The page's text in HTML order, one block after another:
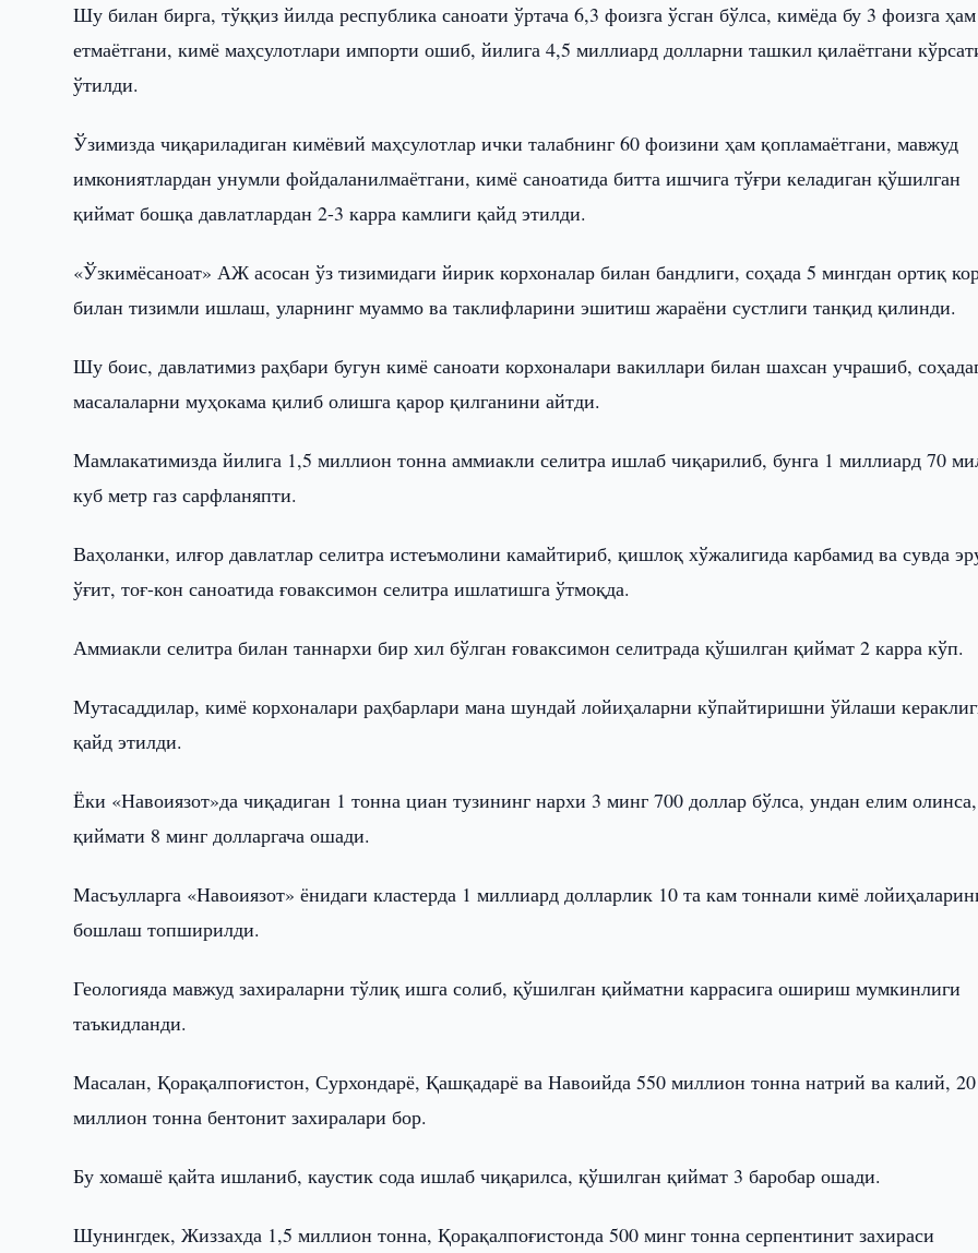
Шу билан бирга, тўққиз йилда республика саноати ўртача 6,3 фоизга ўсган бўлса, кимёда бу 3 фоизга ҳам
етмаётгани, кимё маҳсулотлари импорти ошиб, йилига 4,5 миллиард долларни ташкил қилаётгани
ўтилди.
Ўзимизда чиқариладиган кимёвий маҳсулотлар ички талабнинг 60 фоизини ҳам қопламаётгани, мавжуд
имкониятлардан унумли фойдаланилмаётгани, кимё саноатида битта ишчига тўғри келадиган қўшилган
қиймат бошқа давлатлардан 2-3 карра камлиги қайд этилди.
«Ўзкимёсаноат» АЖ асосан ўз тизимидаги йирик корхоналар билан бандлиги, соҳада 5 мингдан ортиқ
билан тизимли ишлаш, уларнинг муаммо ва таклифларини эшитиш жараёни сустлиги танқид қилинди.
Шу боис, давлатимиз раҳбари бугун кимё саноати корхоналари вакиллари билан шахсан учрашиб,
масалаларни муҳокама қилиб олишга қарор қилганини айтди.
Мамлакатимизда йилига 1,5 миллион тонна аммиакли селитра ишлаб чиқарилиб, бунга 1 миллиард 70
куб метр газ сарфланяпти.
Ваҳоланки, илғор давлатлар селитра истеъмолини камайтириб, қишлоқ хўжалигида карбамид ва сувда
ўғит, тоғ-кон саноатида ғоваксимон селитра ишлатишга ўтмоқда.
Аммиакли селитра билан таннархи бир хил бўлган ғоваксимон селитрада қўшилган қиймат 2 карра кўп.
Мутасаддилар, кимё корхоналари раҳбарлари мана шундай лойиҳаларни кўпайтиришни ўйлаши
қайд этилди.
Ёки «Навоиязот»да чиқадиган 1 тонна циан тузининг нархи 3 минг 700 доллар бўлса, ундан елим олинса,
қиймати 8 минг долларгача ошади.
Масъулларга «Навоиязот» ёнидаги кластерда 1 миллиард долларлик 10 та кам тоннали кимё
бошлаш топширилди.
Геологияда мавжуд захираларни тўлиқ ишга солиб, қўшилган қийматни каррасига ошириш мумкинлиги
таъкидланди.
Масалан, Қорақалпоғистон, Сурхондарё, Қашқадарё ва Навоийда 550 миллион тонна натрий ва калий, 20
миллион тонна бентонит захиралари бор.
Бу хомашё қайта ишланиб, каустик сода ишлаб чиқарилса, қўшилган қиймат 3 баробар ошади.
Шунингдек, Жиззахда 1,5 миллион тонна, Қорақалпоғистонда 500 минг тонна серпентинит захираси